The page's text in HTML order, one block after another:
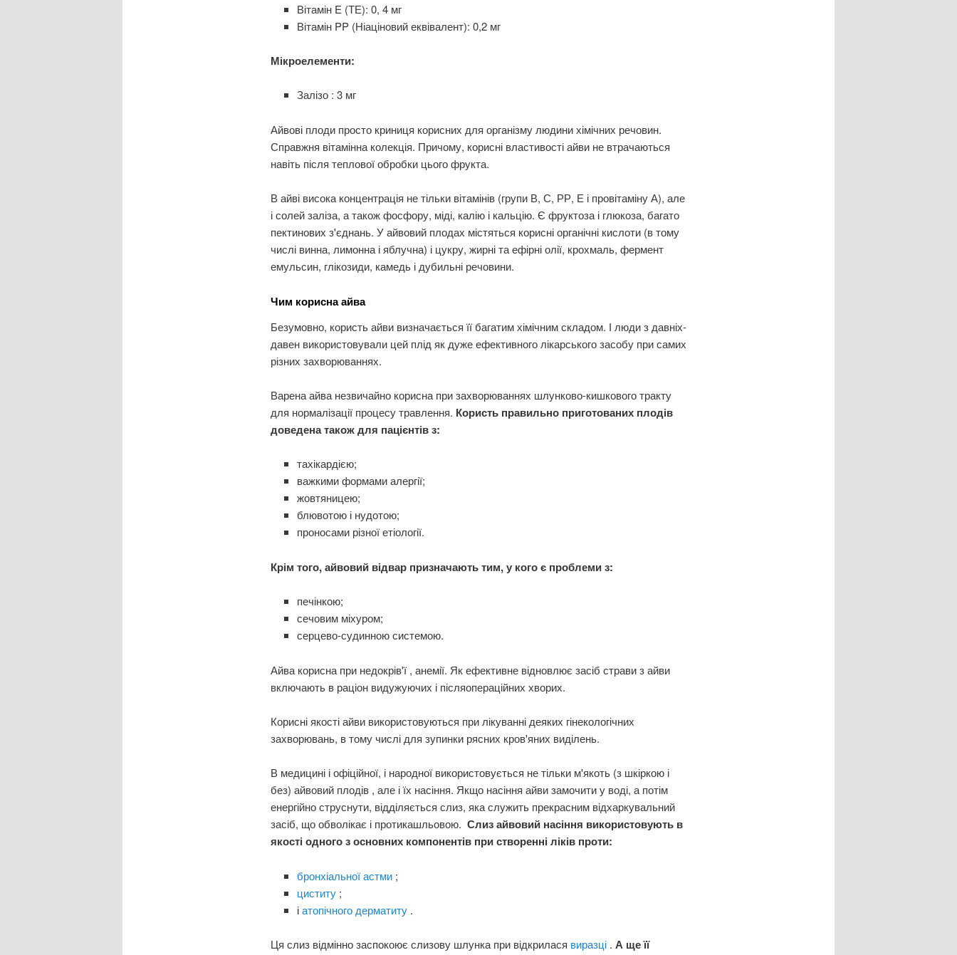
Вітамін E (ТЕ): 0, 4 мг
Вітамін PP (Ніаціновий еквівалент): 0,2 мг
Мікроелементи:
Залізо : 3 мг
Айвові плоди просто криниця корисних для організму людини хімічних речовин.
Справжня вітамінна колекція. Причому, корисні властивості айви не втрачаються
навіть після теплової обробки цього фрукта.
В айві висока концентрація не тільки вітамінів (групи В, С, РР, Е і провітаміну А), але
і солей заліза, а також фосфору, міді, калію і кальцію. Є фруктоза і глюкоза, багато
пектинових з'єднань. У айвовий плодах містяться корисні органічні кислоти (в тому
числі винна, лимонна і яблучна) і цукру, жирні та ефірні олії, крохмаль, фермент
емульсин, глікозиди, камедь і дубильні речовини.
Чим корисна айва
Безумовно, користь айви визначається її багатим хімічним складом. І люди з давніх-
давен використовували цей плід як дуже ефективного лікарського засобу при самих
різних захворюваннях.
Варена айва незвичайно корисна при захворюваннях шлунково-кишкового тракту
для нормалізації процесу травлення. Користь правильно приготованих плодів
доведена також для пацієнтів з:
тахікардією;
важкими формами алергії;
жовтяницею;
блювотою і нудотою;
проносами різної етіології.
Крім того, айвовий відвар призначають тим, у кого є проблеми з:
печінкою;
сечовим міхуром;
серцево-судинною системою.
Айва корисна при недокрів'ї , анемії. Як ефективне відновлює засіб страви з айви
включають в раціон видужуючих і післяопераційних хворих.
Корисні якості айви використовуються при лікуванні деяких гінекологічних
захворювань, в тому числі для зупинки рясних кров'яних виділень.
В медицині і офіційної, і народної використовується не тільки м'якоть (з шкіркою і
без) айвовий плодів , але і їх насіння. Якщо насіння айви замочити у воді, а потім
енергійно струснути, відділяється слиз, яка служить прекрасним відхаркувальний
засіб, що обволікає і протикашльовою. Слиз айвовий насіння використовують в
якості одного з основних компонентів при створенні ліків проти:
бронхіальної астми ;
циститу ;
іатопічного дерматиту .
Ця слиз відмінно заспокоює слизову шлунка при відкрилася виразці . А ще її